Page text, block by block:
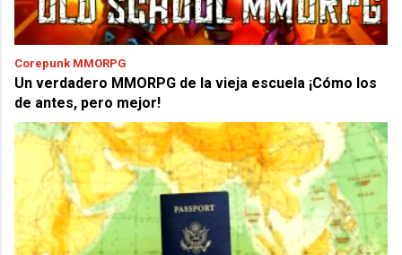
Corepunk MMORPG
Un verdadero MMORPG de la vieja escuela ¡Cómo los
de antes, pero mejor!